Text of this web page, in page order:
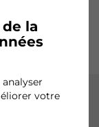
la
votre